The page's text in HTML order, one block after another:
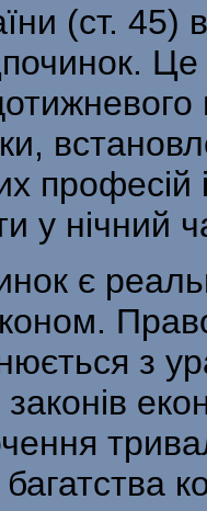
(ст.
професій
у нічний
є
з